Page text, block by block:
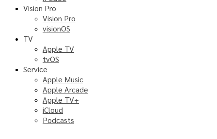
Vision Pro
Vision Pro
visionOS
TV
Apple TV
tvOS
Service
Apple Music
Apple Arcade
Apple TV+
iCloud
Podcasts